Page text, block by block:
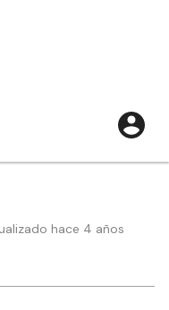
hace 4 años